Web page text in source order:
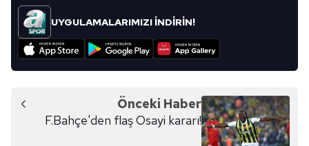
UYGULAMALARIMIZI İNDİRİN!
Önceki Haber
F.Bahçe'den flaş Osayi kararı!